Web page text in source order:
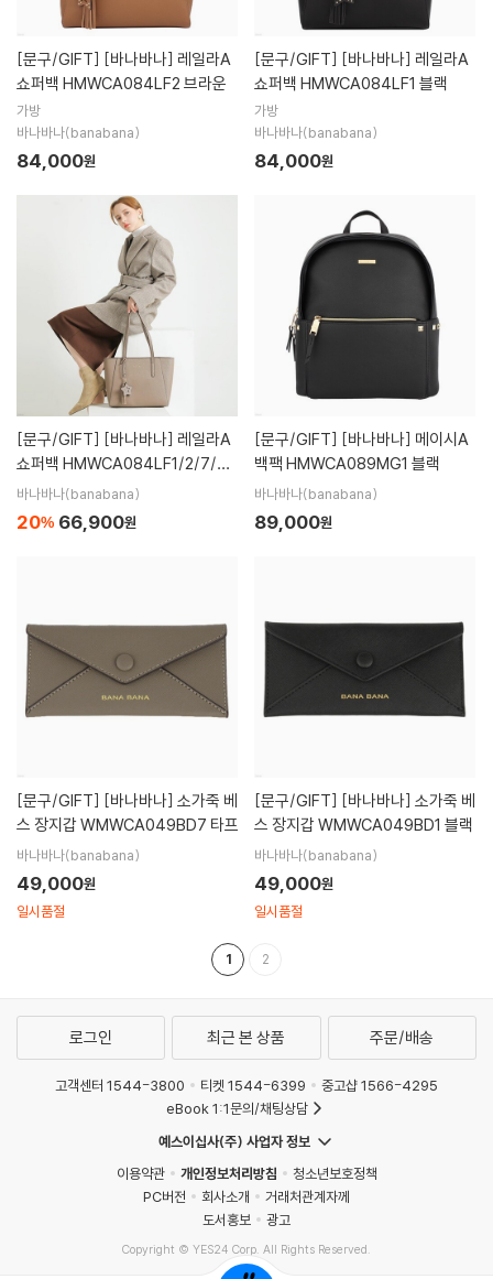
[문구/GIFT]
쇼퍼백 HMWCA084LF2 브라운
가방
바나바나(banabana)
84,000원
[문구/GIFT]
쇼퍼백 HMWCA084LF1 블랙
가방
바나바나(banabana)
84,000원
[문구/GIFT]
쇼퍼백 HMWCA084LF1/2/7/7-
1
바나바나(banabana)
20% 66,900원
[문구/GIFT]
백팩 HMWCA089MG1 블랙
바나바나(banabana)
89,000원
[문구/GIFT]
스 장지갑 WMWCA049BD7 타프
바나바나(banabana)
49,000원
일시품절
[문구/GIFT]
스 장지갑 WMWCA049BD1 블랙
바나바나(banabana)
49,000원
일시품절
1 2
로그인 최근 본 상품 주문/배송
고객센터 1544-3800 티켓 1544-6399
중고샵 1566-4295
eBook 1:1문의/채팅상담
예스이십사(주) 사업자 정보
이용약관
개인정보처리방침
청소년보호정책
PC버전
회사소개
거래처관계자께
도서홍보
광고
Copyright © YES24 Corp. All Rights Reserved.